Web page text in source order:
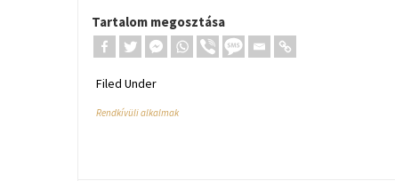
Tartalom megosztása
Filed Under
Rendkívüli alkalmak